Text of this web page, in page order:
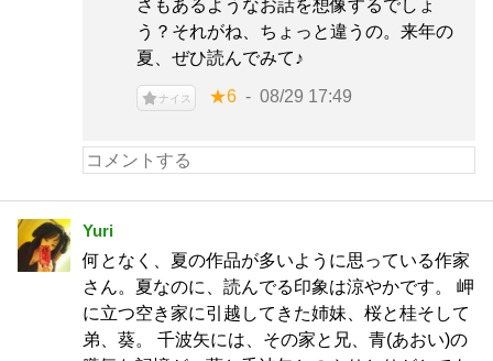
さもあるようなお話を想像するでしょ
う？それがね、ちょっと違うの。来年の
夏、ぜひ読んでみて♪
ナイス ★6 08/29 17:49
Yuri
何となく、夏の作品が多いように思っている作家
さん。夏なのに、読んでる印象は涼やかです。 岬
に立つ空き家に引越してきた姉妹、桜と桂そして
弟、葵。 千波矢には、その家と兄、青(あおい)の